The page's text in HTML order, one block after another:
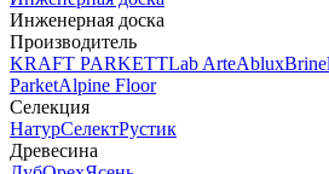
Инженерная доска
Производитель
KRAFT PARKETTLab ArteAbluxBrinel
ParketAlpine Floor
Селекция
НатурСелектРустик
Древесина